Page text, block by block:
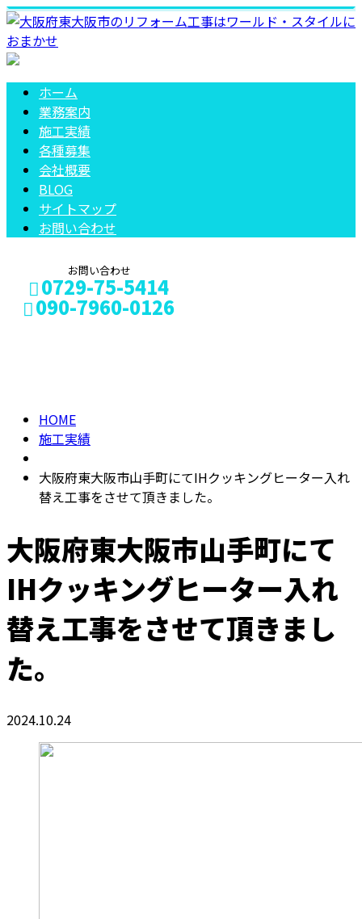
ホーム
業務案内
施工実績
各種募集
会社概要
BLOG
サイトマップ
お問い合わせ
お問い合わせ
0729-75-5414
090-7960-0126
HOME
施工実績
大阪府東大阪市山手町にてIHクッキングヒーター入れ
替え工事をさせて頂きました。
大阪府東大阪市山手町にて
IHクッキングヒーター入れ
替え工事をさせて頂きまし
た。
2024.10.24